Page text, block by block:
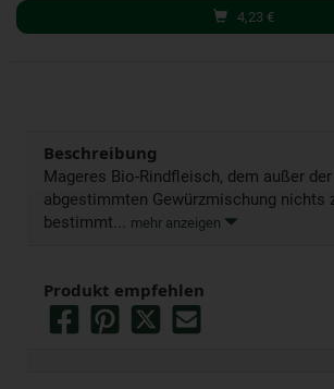
4,23 €
Beschreibung
Mageres Bio-Rindfleisch, dem außer
abgestimmten Gewürzmischung nichts
bestimmt... mehr anzeigen
Produkt empfehlen